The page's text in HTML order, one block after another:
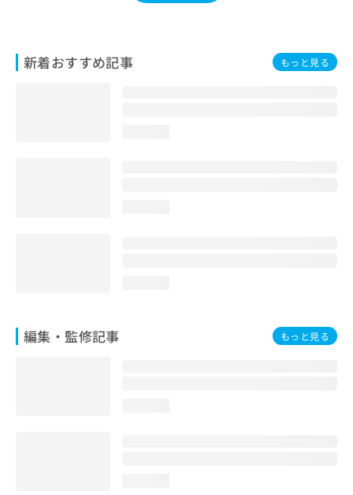
新着おすすめ記事 もっと見る
編集・監修記事 もっと見る
合
わ